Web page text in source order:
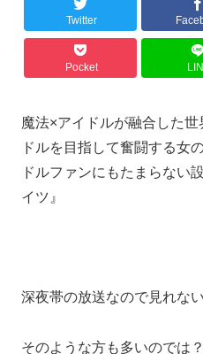
Twitter
Pocket
魔法×アイドルが融合した
ドルを目指して奮闘する女
ドルファンにもたまらない
イツ』
深夜帯の放送なので見れな
そのような方も多いのでは？